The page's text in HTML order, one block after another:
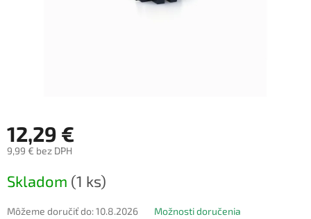
12,29 €
9,99 € bez DPH
cena:
Skladom (1 ks)
Môžeme doručiť do:10.8.2026 Možnosti doručenia